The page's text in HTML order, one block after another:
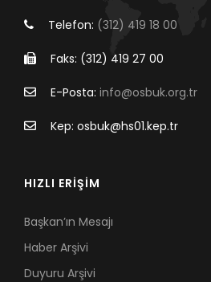
Telefon: (312) 419 18 00
Faks: (312) 419 27 00
E-Posta: info@osbuk.org.tr
Kep: osbuk@hs01.kep.tr
HIZLI ERİŞİM
Başkan’ın Mesajı
Haber Arşivi
Duyuru Arşivi